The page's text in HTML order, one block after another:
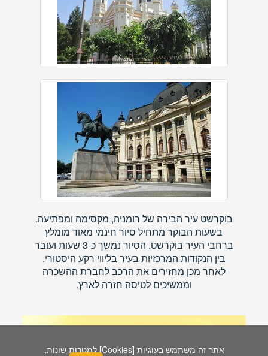
בוקרשט עיר הבירה של רומניה, מקסימה ומפתיעה.
בשעות הבוקר מתחיל סיור חינמי מאוד מומלץ
ברחבי העיר בוקרשט. הסיור נמשך כ-3 שעות ועובר
בין הנקודות המרכזיות בעיר בליווי רקע היסטורי.
לאחר מכן מחזירים את הרכב לחברת ההשכרה
וממשיכים לטיסה חזרה לארץ.
אתר זה משתמש בעוגיות [Cookies] למטרות שונות,